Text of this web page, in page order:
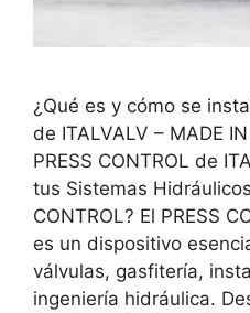
¿Qué es y cómo se
de ITALVALV – MADE
PRESS CONTROL de
tus Sistemas
CONTROL? El PRESS
es un dispositivo
válvulas, gasfitería,
ingeniería hidráulica.